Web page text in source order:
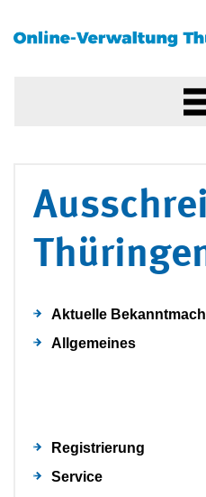
Aktuelle
Allgemeines
Registrierung
Service